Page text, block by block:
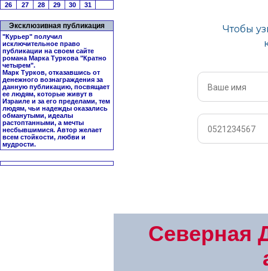
26
27 28 29 30 31
Эксклюзивная публикация
"Курьер" получил
исключительное право
публикации на своем сайте
романа Марка Туркова "Кратно
четырем".
Марк Турков, отказавшись от
денежного вознаграждения за
данную публикацию, посвящает
ее людям, которые живут в
Израиле и за его пределами, тем
людям, чьи надежды оказались
обманутыми, идеалы
растоптанными, а мечты
несбывшимися. Автор желает
всем стойкости, любви и
мудрости.
Северная